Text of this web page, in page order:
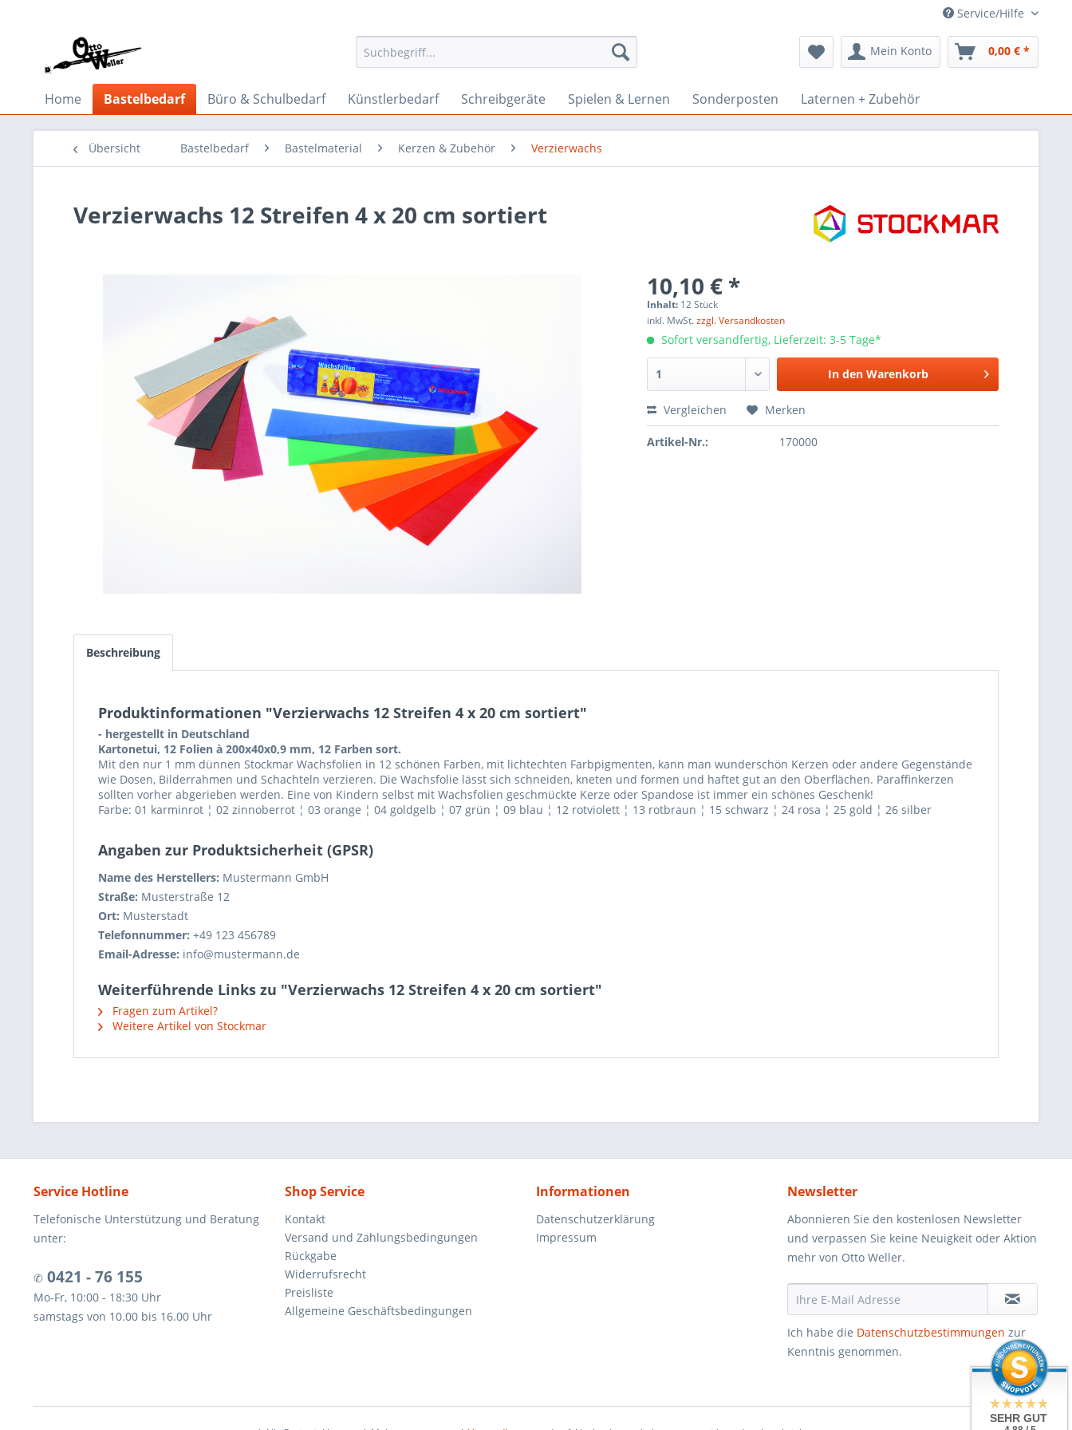
Service/Hilfe
Mein Konto 0,00 € *
Home Bastelbedarf Büro & Schulbedarf Künstlerbedarf Schreibgeräte Spielen & Lernen Sonderposten Laternen + Zubehör
Übersicht Bastelbedarf Bastelmaterial Kerzen & Zubehör Verzierwachs
Verzierwachs 12 Streifen 4 x 20 cm sortiert
10,10 € *
Inhalt: 12 Stück
inkl. MwSt.zzgl. Versandkosten
Sofort versandfertig, Lieferzeit: 3-5 Tage*
In den Warenkorb
Vergleichen Merken
Artikel-Nr.: 170000
Beschreibung
Produktinformationen "Verzierwachs 12 Streifen 4 x 20 cm sortiert"
- hergestellt in Deutschland
Kartonetui, 12 Folien à 200x40x0,9 mm, 12 Farben sort.
Mit den nur 1 mm dünnen Stockmar Wachsfolien in 12 schönen Farben, mit lichtechten Farbpigmenten, kann man wunderschön Kerzen oder andere Gegenstände
wie Dosen, Bilderrahmen und Schachteln verzieren. Die Wachsfolie lässt sich schneiden, kneten und formen und haftet gut an den Oberflächen. Paraffinkerzen
sollten vorher abgerieben werden. Eine von Kindern selbst mit Wachsfolien geschmückte Kerze oder Spandose ist immer ein schönes Geschenk!
Farbe: 01 karminrot ¦ 02 zinnoberrot ¦ 03 orange ¦ 04 goldgelb ¦ 07 grün ¦ 09 blau ¦ 12 rotviolett ¦ 13 rotbraun ¦ 15 schwarz ¦ 24 rosa ¦ 25 gold ¦ 26 silber
Angaben zur Produktsicherheit (GPSR)
Name des Herstellers: Mustermann GmbH
Straße: Musterstraße 12
Ort: Musterstadt
Telefonnummer: +49 123 456789
Email-Adresse: info@mustermann.de
Weiterführende Links zu "Verzierwachs 12 Streifen 4 x 20 cm sortiert"
Fragen zum Artikel?
Weitere Artikel von Stockmar
Service Hotline
Telefonische Unterstützung und Beratung
unter:
✆ 0421 - 76 155
Mo-Fr, 10:00 - 18:30 Uhr
samstags von 10.00 bis 16.00 Uhr
Shop Service
Kontakt
Versand und Zahlungsbedingungen
Rückgabe
Widerrufsrecht
Preisliste
Allgemeine Geschäftsbedingungen
Informationen
Datenschutzerklärung
Impressum
Newsletter
Abonnieren Sie den kostenlosen Newsletter
und verpassen Sie keine Neuigkeit oder Aktion
mehr von Otto Weller.
Ich habe die Datenschutzbestimmungen zur
Kenntnis genommen.
SEHR GUT